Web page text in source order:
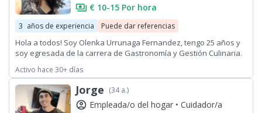
payments € 10-15 Por hora
3 años de experiencia Puede dar referencias
Hola a todos! Soy Olenka Urrunaga Fernandez, tengo 25 años y
soy egresada de la carrera de Gastronomía y Gestión Culinaria.
niñera. Si están interesados en alguno de esos servicios no
duden en contactarme :)
Activo hace 30+ días
Jorge (34 a.)
account_circle Empleada/o del hogar • Cuidador/a